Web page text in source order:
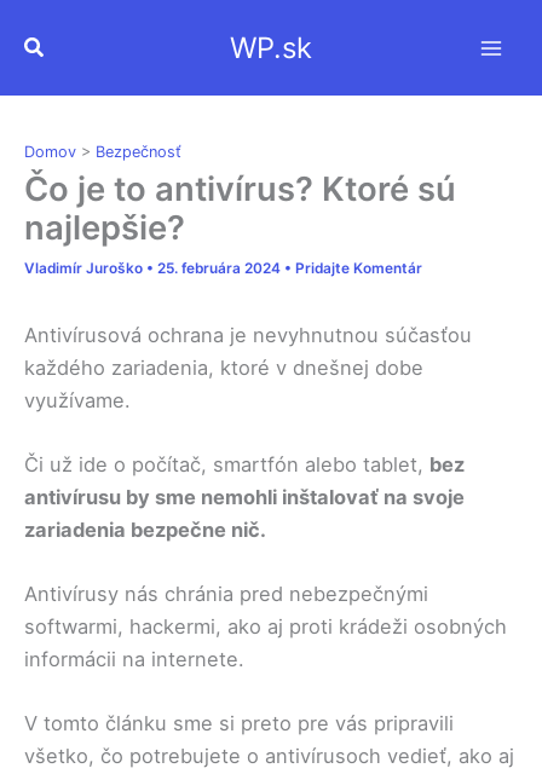
Hľadať WP.sk
Domov > Bezpečnosť
Čo je to antivírus? Ktoré sú
najlepšie?
Vladimír Juroško • 25. februára 2024 • Pridajte Komentár
Antivírusová ochrana je nevyhnutnou súčasťou
každého zariadenia, ktoré v dnešnej dobe
využívame.
Či už ide o počítač, smartfón alebo tablet, bez
antivírusu by sme nemohli inštalovať na svoje
zariadenia bezpečne nič.
Antivírusy nás chránia pred nebezpečnými
softwarmi, hackermi, ako aj proti krádeži osobných
informácii na internete.
V tomto článku sme si preto pre vás pripravili
všetko, čo potrebujete o antivírusoch vedieť, ako aj